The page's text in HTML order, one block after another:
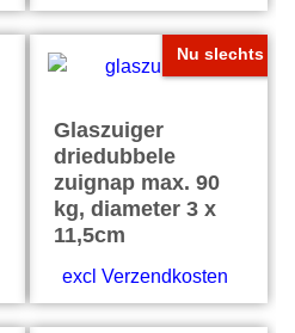
Nu slechts
Glaszuiger
driedubbele
zuignap max. 90
kg, diameter 3 x
11,5cm
excl Verzendkosten